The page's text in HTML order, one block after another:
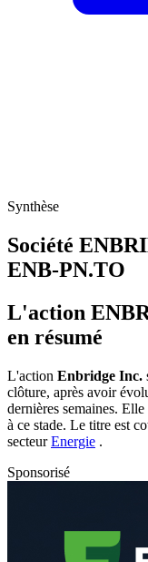
Synthèse
Société
ENB-PN.TO
L'action
en résumé
L'action Enbridge Inc.
clôture, après avoir
dernières semaines.
à ce stade. Le titre est
secteurEnergie .
Sponsorisé